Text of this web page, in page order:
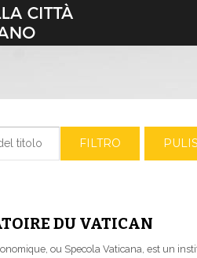
FILTRO
DU VATICAN
ou Specola Vaticana, est un